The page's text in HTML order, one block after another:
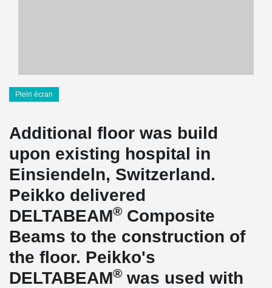
Plein écran
Additional floor was build
upon existing hospital in
Einsiendeln, Switzerland.
Peikko delivered
DELTABEAM® Composite
Beams to the construction of
the floor. Peikko's
DELTABEAM® was used with